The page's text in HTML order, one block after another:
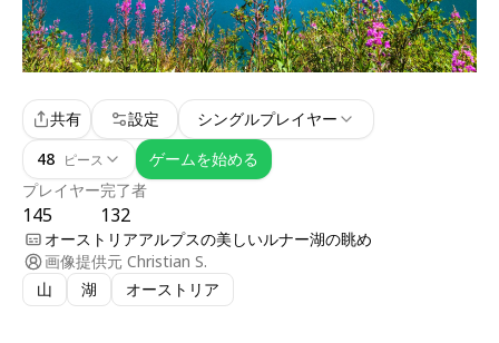
プレイヤー
145
完了者
132
共有 設定
シングルプレイヤー
48 ピース ゲームを始める
オーストリアアルプスの美しいルナー湖の眺め
画像提供元 Christian S.
山
湖 オーストリア